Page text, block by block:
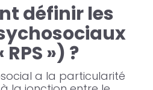
définir les
RPS ») ?
a la particularité